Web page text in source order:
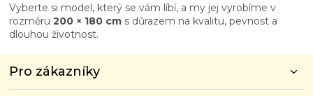
Vyberte si model, který se vám líbí, a my jej vyrobíme v
rozměru 200 × 180 cm s důrazem na kvalitu, pevnost a
dlouhou životnost.
Pro zákazníky